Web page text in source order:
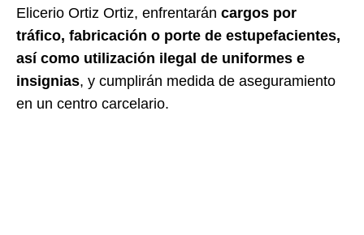
Elicerio Ortiz Ortiz, enfrentarán cargos por
tráfico, fabricación o porte de estupefacientes,
así como utilización ilegal de uniformes e
insignias, y cumplirán medida de aseguramiento
en un centro carcelario.